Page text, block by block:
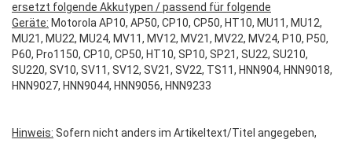
ersetzt folgende Akkutypen / passend für folgende
Geräte: Motorola AP10, AP50, CP10, CP50, HT10, MU11, MU12,
MU21, MU22, MU24, MV11, MV12, MV21, MV22, MV24, P10, P50,
P60, Pro1150, CP10, CP50, HT10, SP10, SP21, SU22, SU210,
SU220, SV10, SV11, SV12, SV21, SV22, TS11, HNN904, HNN9018,
HNN9027, HNN9044, HNN9056, HNN9233
Hinweis: Sofern nicht anders im Artikeltext/Titel angegeben,